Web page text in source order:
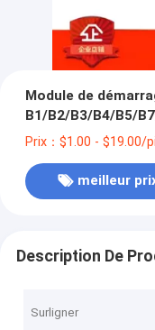
Module de
B1/B2/B3/B4/B5/
Prix：$1.00 - $19.00/
meilleur
Description De
Surligner